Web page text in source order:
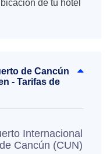
de tu hotel
de Cancún
- Tarifas de
Internacional
de Cancún (CUN)